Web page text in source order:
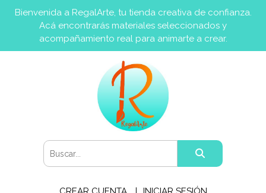
Bienvenida a RegalArte, tu tienda creativa de confianza.
Acá encontrarás materiales seleccionados y
acompañamiento real para animarte a crear.